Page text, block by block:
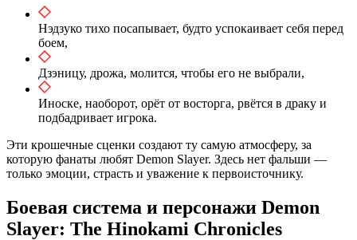
Нэдзуко тихо посапывает, будто успокаивает себя перед
боем,
Дзэницу, дрожа, молится, чтобы его не выбрали,
Иноске, наоборот, орёт от восторга, рвётся в драку и
подбадривает игрока.
Эти крошечные сценки создают ту самую атмосферу, за
которую фанаты любят Demon Slayer. Здесь нет фальши —
только эмоции, страсть и уважение к первоисточнику.
Боевая система и персонажи Demon
Slayer: The Hinokami Chronicles